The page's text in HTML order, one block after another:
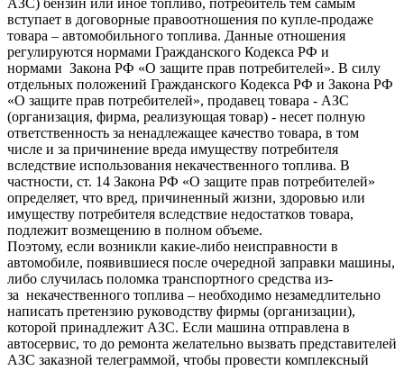
АЗС) бензин или иное топливо, потребитель тем самым
вступает в договорные правоотношения по купле-продаже
товара – автомобильного топлива. Данные отношения
регулируются нормами Гражданского Кодекса РФ и
нормами Закона РФ «О защите прав потребителей». В силу
отдельных положений Гражданского Кодекса РФ и Закона РФ
«О защите прав потребителей», продавец товара - АЗС
(организация, фирма, реализующая товар) - несет полную
ответственность за ненадлежащее качество товара, в том
числе и за причинение вреда имуществу потребителя
вследствие использования некачественного топлива. В
частности, ст. 14 Закона РФ «О защите прав потребителей»
определяет, что вред, причиненный жизни, здоровью или
имуществу потребителя вследствие недостатков товара,
подлежит возмещению в полном объеме.
Поэтому, если возникли какие-либо неисправности в
автомобиле, появившиеся после очередной заправки машины,
либо случилась поломка транспортного средства из-
за некачественного топлива – необходимо незамедлительно
написать претензию руководству фирмы (организации),
которой принадлежит АЗС. Если машина отправлена в
автосервис, то до ремонта желательно вызвать представителей
АЗС заказной телеграммой, чтобы провести комплексный